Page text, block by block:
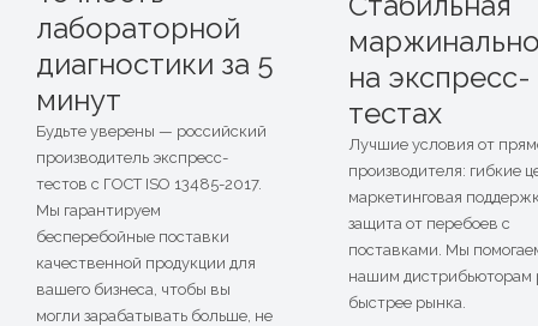
лабораторной
диагностики за 5
минут
Будьте уверены — российский
производитель экспресс-
тестов с ГОСТ ISO 13485-2017.
Мы гарантируем
бесперебойные поставки
качественной продукции для
вашего бизнеса, чтобы вы
могли зарабатывать больше, не
на экспресс-
тестах
Лучшие условия от
производителя: гибкие
маркетинговая
защита от перебоев с
поставками. Мы
нашим дистрибьюторам
быстрее рынка.